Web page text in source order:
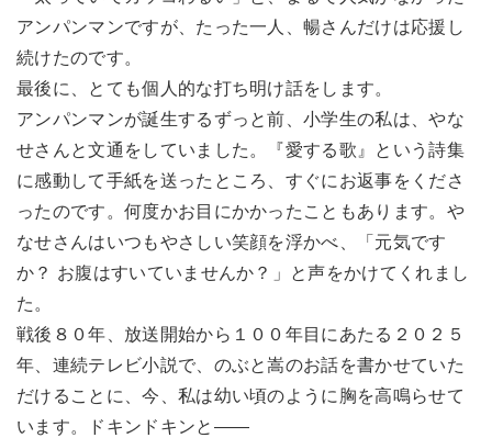
アンパンマンですが、たった一人、暢さんだけは応援し
続けたのです。
最後に、とても個人的な打ち明け話をします。
アンパンマンが誕生するずっと前、小学生の私は、やな
せさんと文通をしていました。『愛する歌』という詩集
に感動して手紙を送ったところ、すぐにお返事をくださ
ったのです。何度かお目にかかったこともあります。や
なせさんはいつもやさしい笑顔を浮かべ、「元気です
か？ お腹はすいていませんか？」と声をかけてくれまし
た。
戦後８０年、放送開始から１００年目にあたる２０２５
年、連続テレビ小説で、のぶと嵩のお話を書かせていた
だけることに、今、私は幼い頃のように胸を高鳴らせて
います。ドキンドキンと――